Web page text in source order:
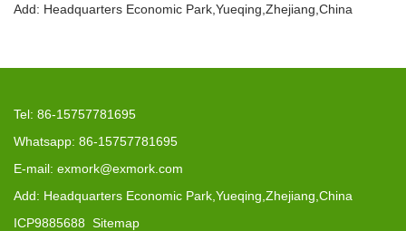
Add: Headquarters Economic Park,Yueqing,Zhejiang,China
Tel: 86-15757781695
Whatsapp: 86-15757781695
E-mail: exmork@exmork.com
Add: Headquarters Economic Park,Yueqing,Zhejiang,China
ICP9885688 Sitemap